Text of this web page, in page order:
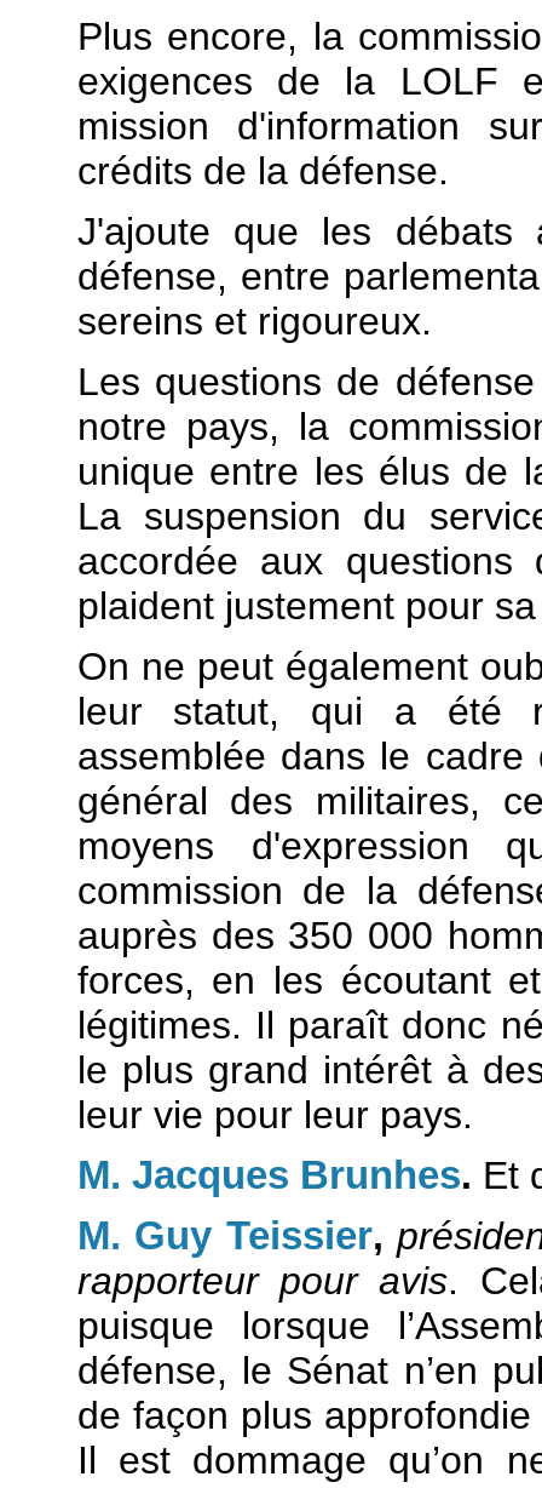
Plus encore, la
exigences de la LOLF
mission d'information
crédits de la défense.
J'ajoute que les
défense, entre
sereins et rigoureux.
Les questions de
notre pays, la
unique entre les élus de
La suspension du
accordée aux
plaident justement pour
On ne peut également
leur statut, qui a été
assemblée dans le
général des militaires,
moyens d'expression
commission de la
auprès des 350 000
forces, en les écoutant
légitimes. Il paraît donc
le plus grand intérêt à
leur vie pour leur pays.
M. Jacques Brunhes. Et
M. Guy Teissier,
rapporteur pour avis.
puisque lorsque
défense, le Sénat n’en
de façon plus
Il est dommage qu’on